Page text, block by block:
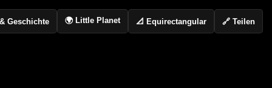
Geschichte 🌍 Little Planet 📐 Equirectangular 🔗 Teilen